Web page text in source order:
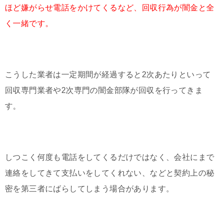
ほど嫌がらせ電話をかけてくるなど、回収行為が闇金と全
く一緒です。
こうした業者は一定期間が経過すると2次あたりといって
回収専門業者や2次専門の闇金部隊が回収を行ってきま
す。
しつこく何度も電話をしてくるだけではなく、会社にまで
連絡をしてきて支払いをしてくれない、などと契約上の秘
密を第三者にばらしてしまう場合があります。